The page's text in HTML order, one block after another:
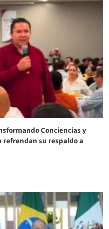
Conciencias y
refrendan su respaldo a